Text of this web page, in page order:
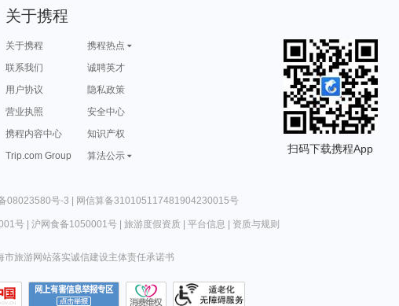
关于携程
关于携程
携程热点
联系我们
诚聘英才
用户协议
隐私政策
营业执照
安全中心
携程内容中心
知识产权
Trip.com Group
算法公示
扫码下载携程App
08023580号-3 | 网信算备310105117481904230015号
号| 沪网食备1050001号| 旅游度假资质| 平台信息 资质与规则
市旅游网站落实诚信建设主体责任承诺书